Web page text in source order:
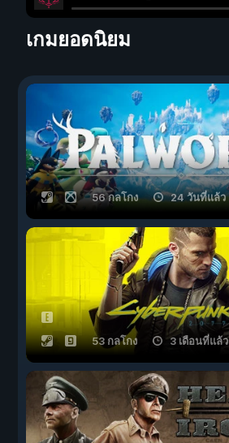
เกมยอดนิยม
56 กลโกง 24 วันที่แล้ว
53 กลโกง 3 เดือนที่แล้ว